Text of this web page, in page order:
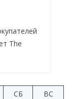
The
СБ
ВС